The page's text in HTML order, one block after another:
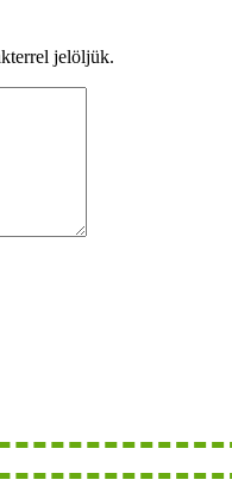
jelöljük.